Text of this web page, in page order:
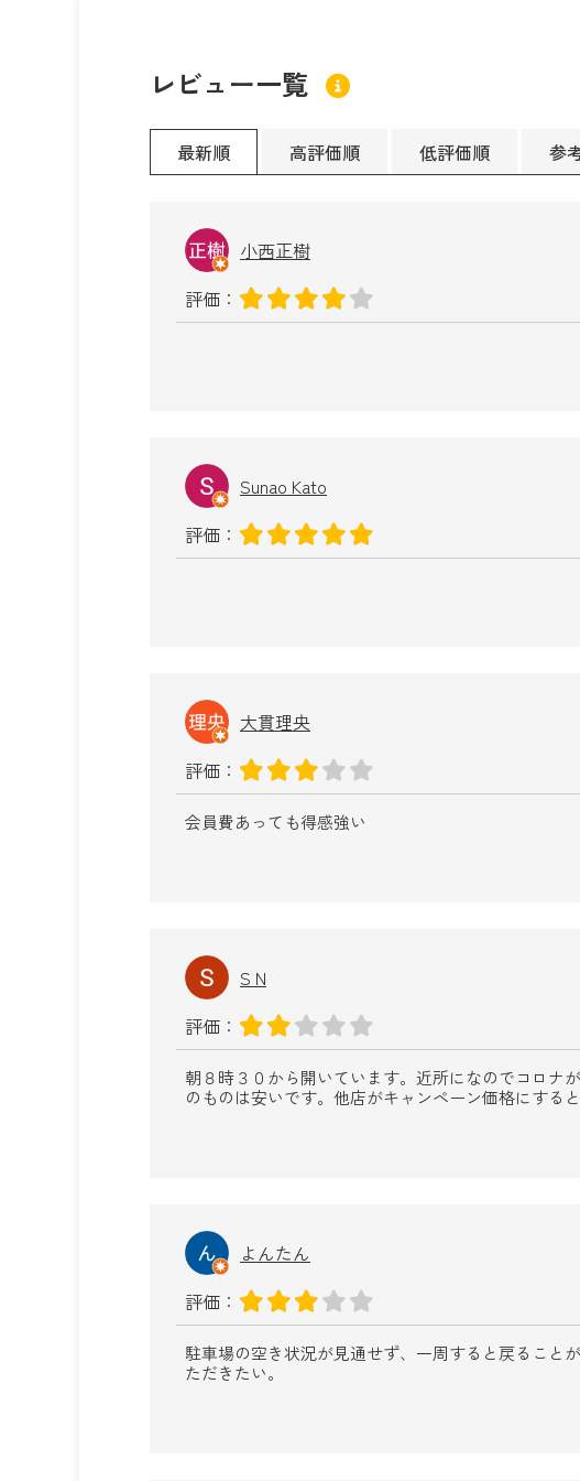
レビュー一覧
最新順 高評価順 低評価順 参
小西正樹
評価：
Sunao Kato
評価：
大貫理央
評価：
会員費あっても得感強い
S N
評価：
朝８時３０から開いています。近所になのでコロナ
のものは安いです。他店がキャンペーン価格にする
よんたん
評価：
駐車場の空き状況が見通せず、一周すると戻ること
ただきたい。